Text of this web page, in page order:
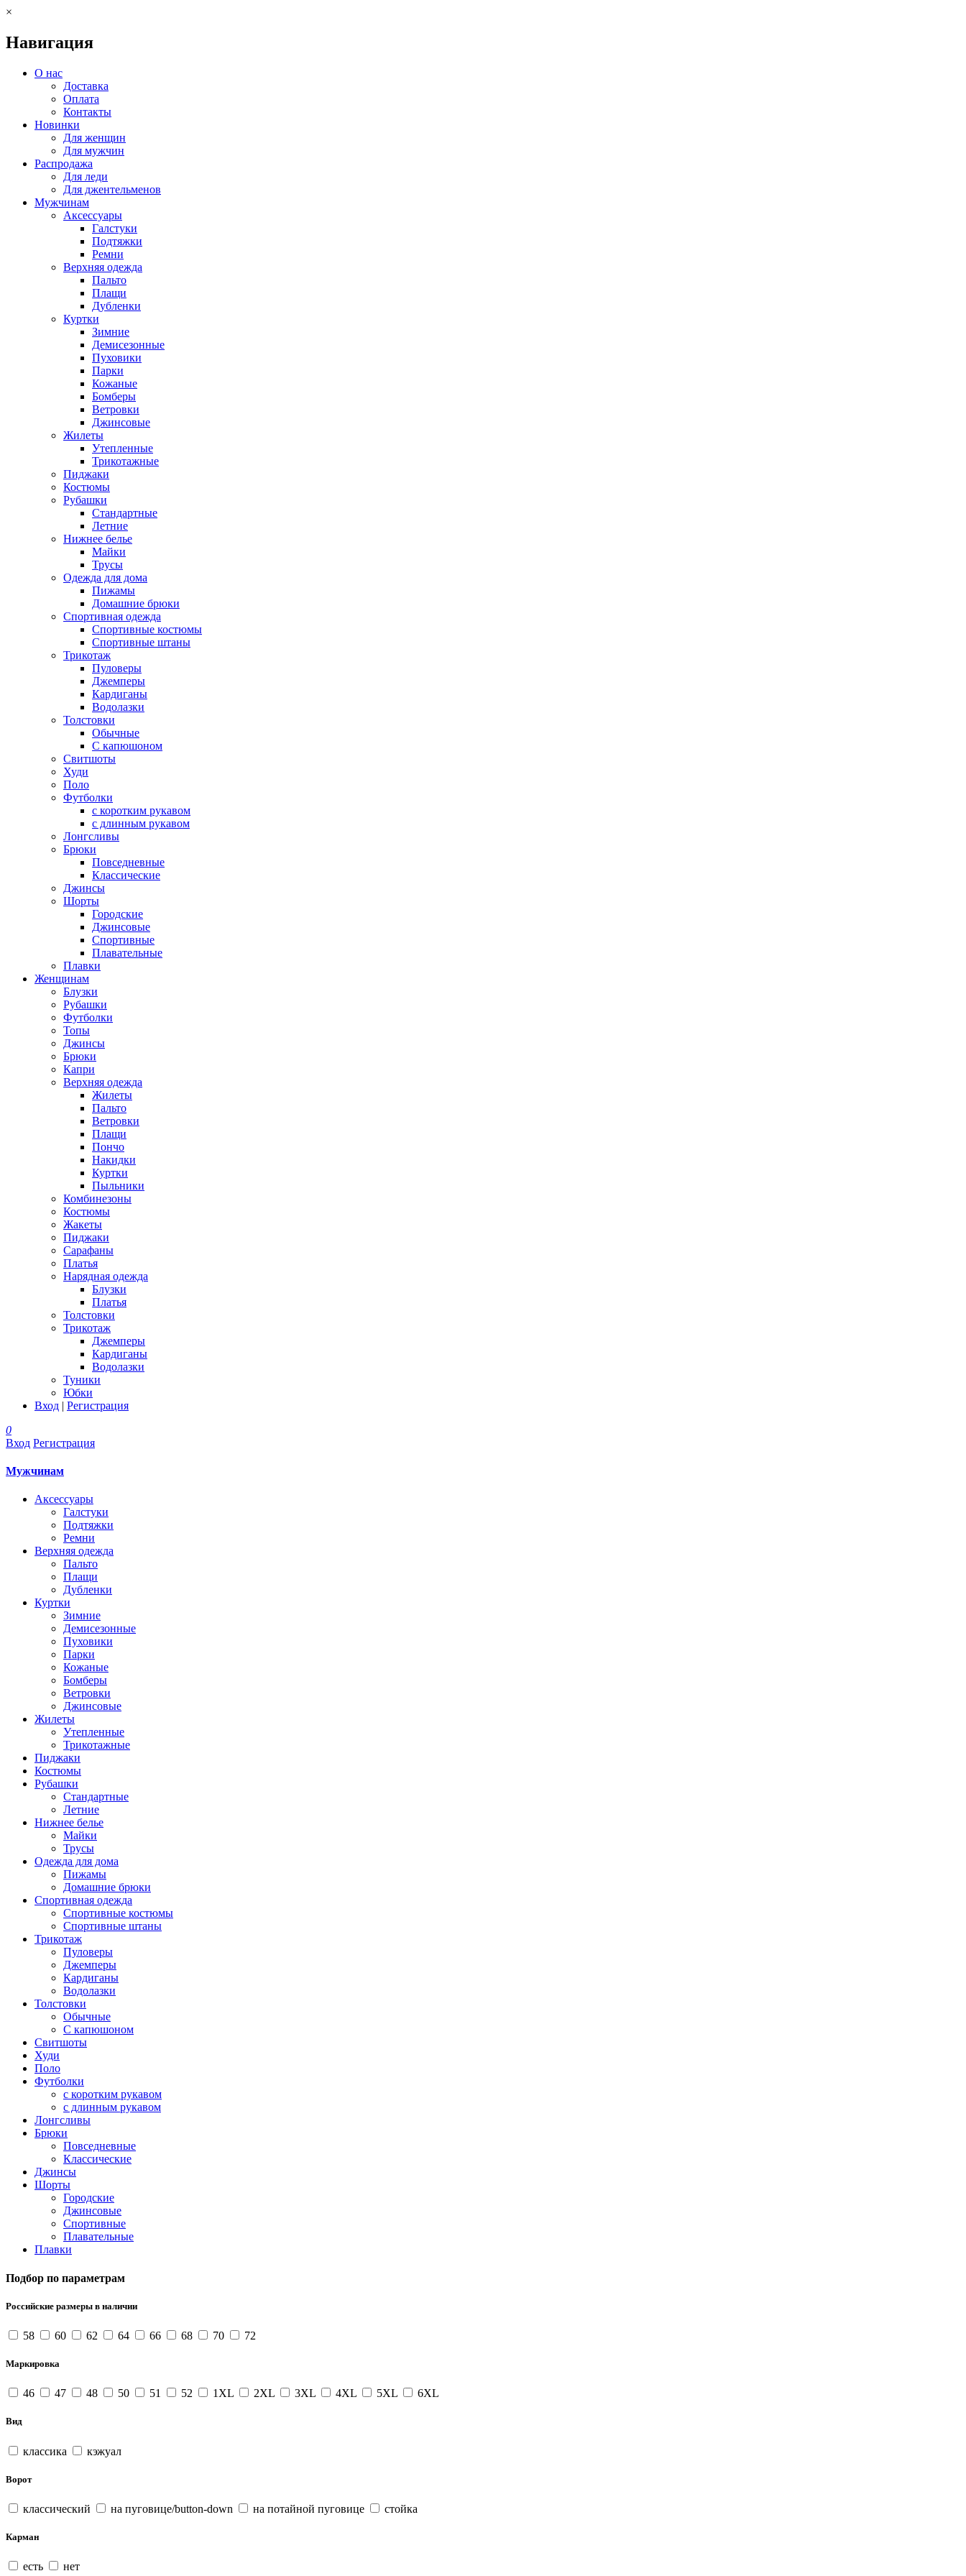
×
Навигация
О нас
Доставка
Оплата
Контакты
Новинки
Для женщин
Для мужчин
Распродажа
Для леди
Для джентельменов
Мужчинам
Аксессуары
Галстуки
Подтяжки
Ремни
Верхняя одежда
Пальто
Плащи
Дубленки
Куртки
Зимние
Демисезонные
Пуховики
Парки
Кожаные
Бомберы
Ветровки
Джинсовые
Жилеты
Утепленные
Трикотажные
Пиджаки
Костюмы
Рубашки
Стандартные
Летние
Нижнее белье
Майки
Трусы
Одежда для дома
Пижамы
Домашние брюки
Спортивная одежда
Спортивные костюмы
Спортивные штаны
Трикотаж
Пуловеры
Джемперы
Кардиганы
Водолазки
Толстовки
Обычные
С капюшоном
Свитшоты
Худи
Поло
Футболки
с коротким рукавом
с длинным рукавом
Лонгсливы
Брюки
Повседневные
Классические
Джинсы
Шорты
Городские
Джинсовые
Спортивные
Плавательные
Плавки
Женщинам
Блузки
Рубашки
Футболки
Топы
Джинсы
Брюки
Капри
Верхняя одежда
Жилеты
Пальто
Ветровки
Плащи
Пончо
Накидки
Куртки
Пыльники
Комбинезоны
Костюмы
Жакеты
Пиджаки
Сарафаны
Платья
Нарядная одежда
Блузки
Платья
Толстовки
Трикотаж
Джемперы
Кардиганы
Водолазки
Туники
Юбки
Вход | Регистрация
0
Вход Регистрация
Мужчинам
Аксессуары
Галстуки
Подтяжки
Ремни
Верхняя одежда
Пальто
Плащи
Дубленки
Куртки
Зимние
Демисезонные
Пуховики
Парки
Кожаные
Бомберы
Ветровки
Джинсовые
Жилеты
Утепленные
Трикотажные
Пиджаки
Костюмы
Рубашки
Стандартные
Летние
Нижнее белье
Майки
Трусы
Одежда для дома
Пижамы
Домашние брюки
Спортивная одежда
Спортивные костюмы
Спортивные штаны
Трикотаж
Пуловеры
Джемперы
Кардиганы
Водолазки
Толстовки
Обычные
С капюшоном
Свитшоты
Худи
Поло
Футболки
с коротким рукавом
с длинным рукавом
Лонгсливы
Брюки
Повседневные
Классические
Джинсы
Шорты
Городские
Джинсовые
Спортивные
Плавательные
Плавки
Подбор по параметрам
Российские размеры в наличии
58 60 62 64 66 68 70 72
Маркировка
46 47 48 50 51 52 1XL 2XL 3XL 4XL 5XL 6XL
Вид
классика кэжуал
Ворот
классический на пуговице/button-down на потайной пуговице стойка
Карман
есть нет